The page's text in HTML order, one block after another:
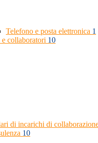
Telefono e posta elettronica 1
collaboratori 10
di incarichi di
10